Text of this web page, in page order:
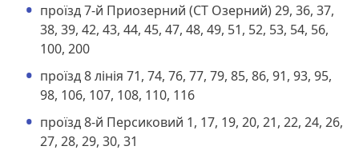
проїзд 7-й Приозерний (СТ Озерний) 29, 36, 37,
38, 39, 42, 43, 44, 45, 47, 48, 49, 51, 52, 53, 54, 56,
100, 200
проїзд 8 лінія 71, 74, 76, 77, 79, 85, 86, 91, 93, 95,
98, 106, 107, 108, 110, 116
проїзд 8-й Персиковий 1, 17, 19, 20, 21, 22, 24, 26,
27, 28, 29, 30, 31